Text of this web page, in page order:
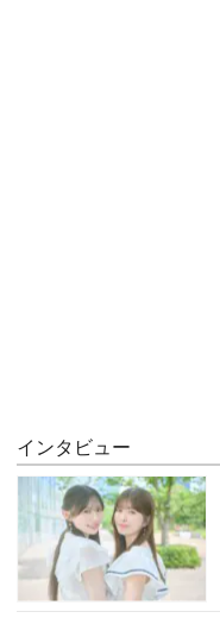
インタビュー